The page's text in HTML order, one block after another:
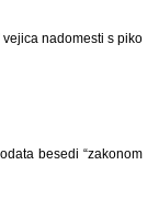
vejica nadomesti s piko
besedi “zakonom